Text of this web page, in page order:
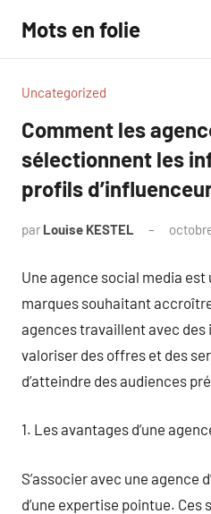
contenu
Mots en folie
Uncategorized
Comment les
sélectionnent les
profils
par Louise KESTEL
Une agence social media
marques souhaitant
agences travaillent avec
valoriser des offres et des
d’atteindre des audiences
1. Les avantages d’une
S’associer avec une agence
d’une expertise pointue.